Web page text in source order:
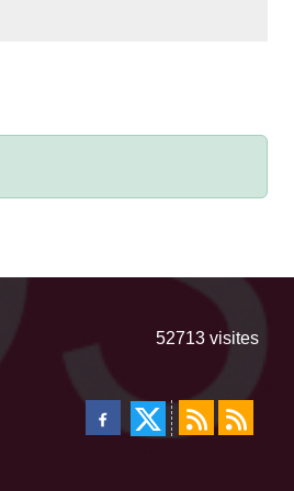
52713 visites